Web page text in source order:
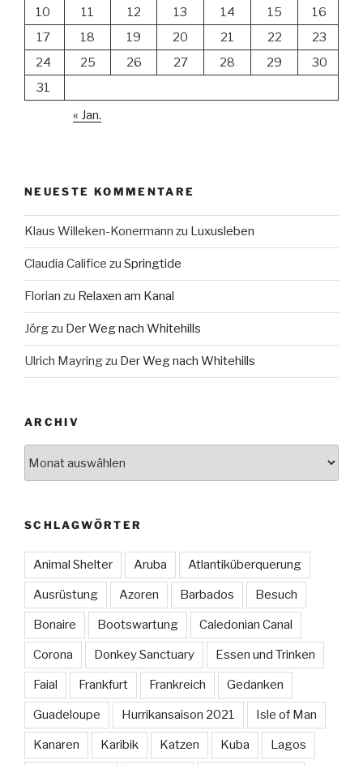
10
11 12 13 14 15
16
17
18 19 20 21 22
23
24
25 26 27 28 29
30
31
« Jan.
NEUESTE KOMMENTARE
Klaus Willeken-Konermann zu Luxusleben
Claudia Califice zu Springtide
Florian zu Relaxen am Kanal
Jörgzu Der Weg nach Whitehills
Ulrich Mayringzu Der Weg nach Whitehills
ARCHIV
SCHLAGWÖRTER
Animal Shelter Aruba Atlantiküberquerung
Ausrüstung Azoren Barbados Besuch
Bonaire Bootswartung Caledonian Canal
Corona Donkey Sanctuary Essen und Trinken
Faial Frankfurt Frankreich Gedanken
Guadeloupe Hurrikansaison 2021 Isle of Man
Kanaren Karibik Katzen Kuba Lagos